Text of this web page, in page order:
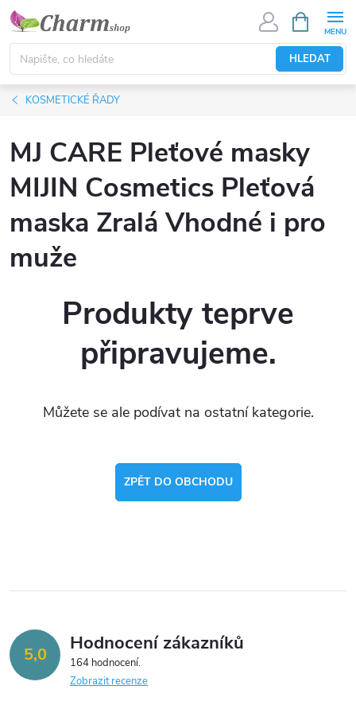
Přejít
obsah
HLEDAT
NÁKUPNÍ
KOŠÍK
KOSMETICKÉ ŘADY
MJ CARE Pleťové masky
MIJIN Cosmetics Pleťová
maska Zralá Vhodné i pro
muže
Produkty teprve
připravujeme.
Můžete se ale podívat na ostatní kategorie.
ZPĚT DO OBCHODU
5,0 Hodnocení zákazníků
164 hodnocení
Zobrazit recenze